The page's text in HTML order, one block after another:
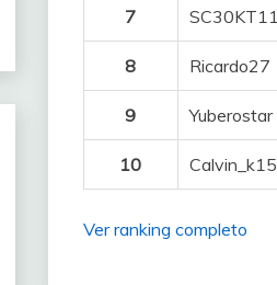
7 SC30KT11
8 Ricardo27
9 Yuberostar
10 Calvin_k15
Ver ranking completo